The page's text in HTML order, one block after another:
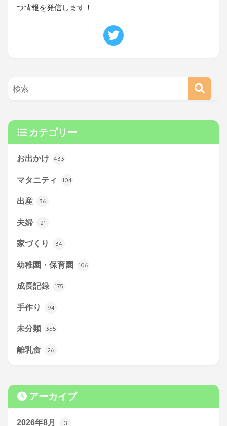
つ情報を発信します！
カテゴリー
お出かけ 433
マタニティ 104
出産 36
夫婦 21
家づくり 34
幼稚園・保育園 106
成長記録 175
手作り 94
未分類 355
離乳食 26
アーカイブ
2026年8月 3